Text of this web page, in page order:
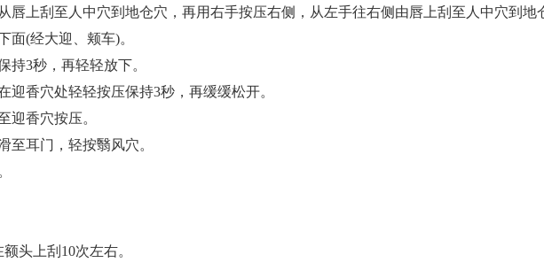
唇上刮至人中穴到地仓穴，再用右手按压右侧，从左手往右侧由唇上刮至人中穴到地
面(经大迎、颊车)。
持3秒，再轻轻放下。
香穴处轻轻按压保持3秒，再缓缓松开。
迎香穴按压。
至耳门，轻按翳风穴。
头上刮10次左右。